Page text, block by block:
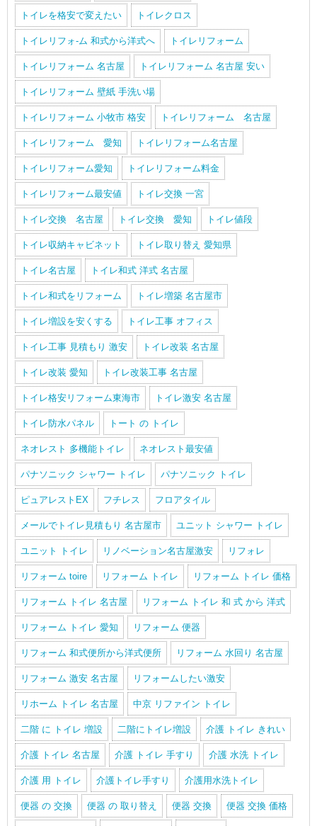
トイレを格安で変えたい トイレクロス
トイレリフォ-ム 和式から洋式へ トイレリフォーム
トイレリフォーム 名古屋 トイレリフォーム 名古屋 安い
トイレリフォーム 壁紙 手洗い場
トイレリフォーム 小牧市 格安 トイレリフォーム 名古屋
トイレリフォーム 愛知 トイレリフォーム名古屋
トイレリフォーム愛知 トイレリフォーム料金
トイレリフォーム最安値 トイレ交換 一宮
トイレ交換 名古屋 トイレ交換 愛知 トイレ値段
トイレ収納キャビネット トイレ取り替え 愛知県
トイレ名古屋 トイレ和式 洋式 名古屋
トイレ和式をリフォーム トイレ増築 名古屋市
トイレ増設を安くする トイレ工事 オフィス
トイレ工事 見積もり 激安 トイレ改装 名古屋
トイレ改装 愛知 トイレ改装工事 名古屋
トイレ格安リフォーム東海市 トイレ激安 名古屋
トイレ防水パネル トート の トイレ
ネオレスト 多機能トイレ ネオレスト最安値
パナソニック シャワー トイレ パナソニック トイレ
ピュアレストEX フチレス フロアタイル
メールでトイレ見積もり 名古屋市 ユニット シャワー トイレ
ユニット トイレ リノベーション名古屋激安 リフォレ
リフォーム toire リフォーム トイレ リフォーム トイレ 価格
リフォーム トイレ 名古屋 リフォーム トイレ 和 式 から 洋式
リフォーム トイレ 愛知 リフォーム 便器
リフォーム 和式便所から洋式便所 リフォーム 水回り 名古屋
リフォーム 激安 名古屋 リフォームしたい激安
リホーム トイレ 名古屋 中京 リファイン トイレ
二階 に トイレ 増設 二階にトイレ増設 介護 トイレ きれい
介護 トイレ 名古屋 介護 トイレ 手すり 介護 水洗 トイレ
介護 用 トイレ 介護トイレ手すり 介護用水洗トイレ
便器 の 交換 便器 の 取り替え 便器 交換 便器 交換 価格